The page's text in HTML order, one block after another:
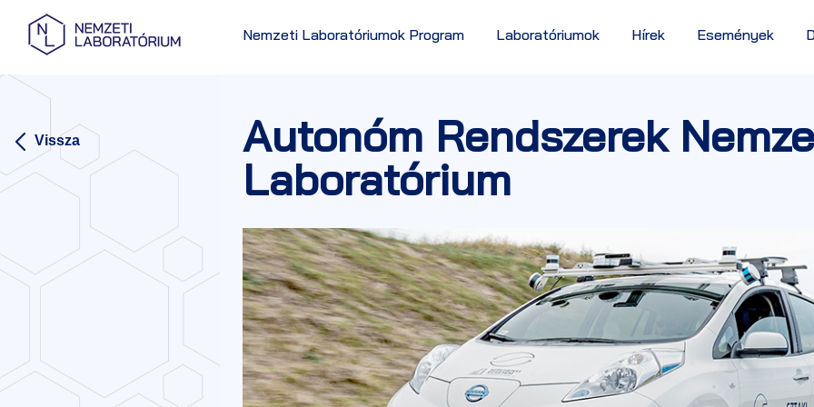
Nemzeti Laboratóriumok Program Laboratóriumok Hírek Események
Vissza
Autonóm Rendszerek
Laboratórium